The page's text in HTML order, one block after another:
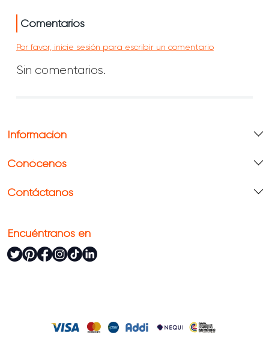
Comentarios
Por favor, inicie sesión para escribir un comentario
Sin comentarios.
Información
Conócenos
Contáctanos
Encuéntranos en